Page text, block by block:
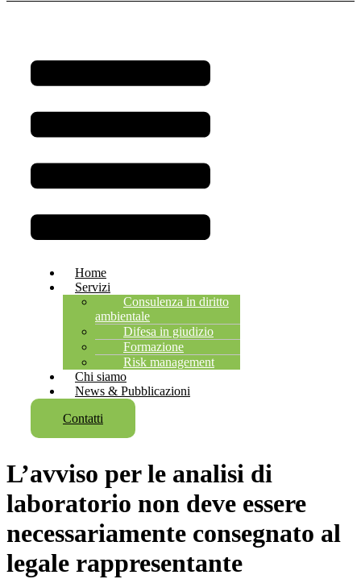
Home
Servizi
Consulenza in diritto
ambientale
Difesa in giudizio
Formazione
Risk management
Chi siamo
News & Pubblicazioni
Contatti
L’avviso per le analisi di
laboratorio non deve essere
necessariamente consegnato al
legale rappresentante